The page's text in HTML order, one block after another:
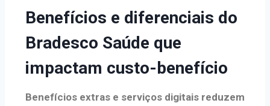
Benefícios e diferenciais do
Bradesco Saúde que
impactam custo-benefício
Benefícios extras e serviços digitais reduzem